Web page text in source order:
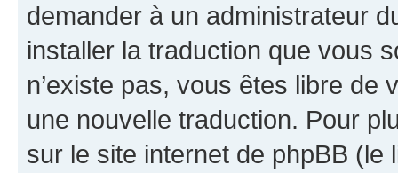
demander à un administrateur
installer la traduction que vous
n’existe pas, vous êtes libre
une nouvelle traduction. Pour
sur le site internet de phpBB